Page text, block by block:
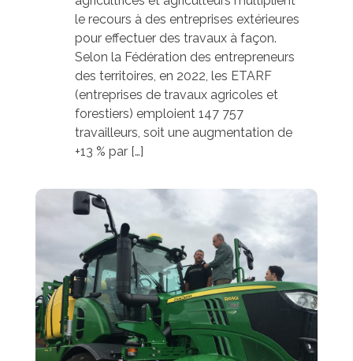
le recours à des entreprises extérieures
pour effectuer des travaux à façon.
Selon la Fédération des entrepreneurs
des territoires, en 2022, les ETARF
(entreprises de travaux agricoles et
forestiers) emploient 147 757
travailleurs, soit une augmentation de
+13 % par […]